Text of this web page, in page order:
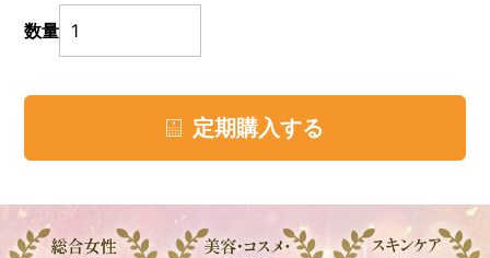
数量
定期購入する